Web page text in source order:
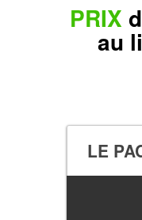
PRIX
au
LE